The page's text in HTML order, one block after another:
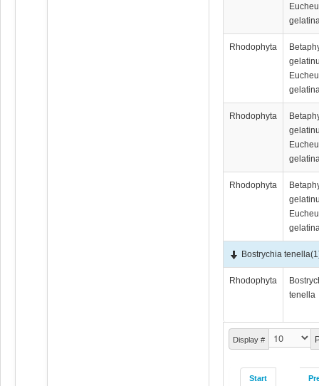
Display #
Start
Rhodophyta
Rhodophyta
Rhodophyta
Bostrychia tenella
Rhodophyta
tenella